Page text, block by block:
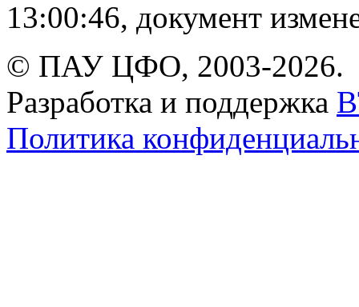
13:00:46, документ
© ПАУ ЦФО, 2003-2026.
Разработка и поддержка
Политика